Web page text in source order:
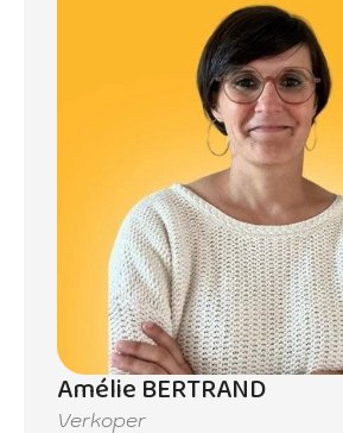
Amélie BERTRAND
Verkoper